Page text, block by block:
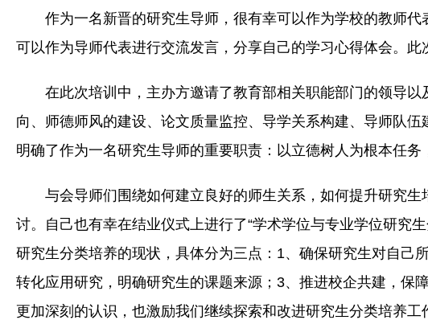
作为一名新晋的研究生导师，很有幸可以作为学校的教师
可以作为导师代表进行交流发言，分享自己的学习心得体会。此
在此次培训中，主办方邀请了教育部相关职能部门的领导
向、师德师风的建设、论文质量监控、导学关系构建、导师队
明确了作为一名研究生导师的重要职责：以立德树人为根本任务
与会导师们围绕如何建立良好的师生关系，如何提升研究
讨。自己也有幸在结业仪式上进行了“学术学位与专业学位研究
研究生分类培养的现状，具体分为三点：1、确保研究生对自己
转化应用研究，明确研究生的课题来源；3、推进校企共建，保
更加深刻的认识，也激励我们继续探索和改进研究生分类培养